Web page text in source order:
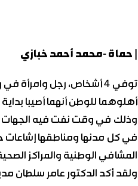
| حماة -محمد أحمد خبازي
توفي 4 أشخاص، رجل
أهلوهما للوطن أنهما أصيبا
وذلك في وقت نفت فيه الجهات
في كل مدنها ومناطقها
المشافي الوطنية والمراكز
ولقد أكد الدكتور عامر سلطان